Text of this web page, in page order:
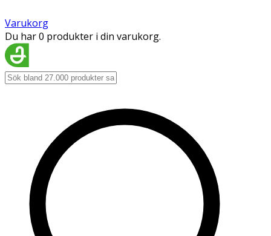
Varukorg
Du har 0 produkter i din varukorg.